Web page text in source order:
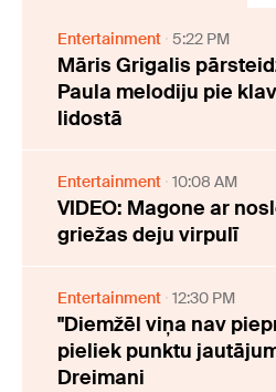
Entertainment 5:22 PM
Māris Grigalis
Paula melodiju pie
lidostā
Entertainment 10:08 AM
VIDEO: Magone ar
griežas deju virpulī
Entertainment 12:30 PM
"Diemžēl viņa nav
pieliek punktu
Dreimani